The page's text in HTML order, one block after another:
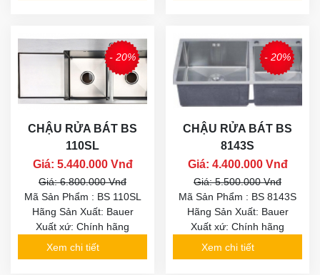
- 20%
CHẬU RỬA BÁT BS
110SL
Giá: 5.440.000 Vnđ
Giá: 6.800.000 Vnđ
Mã Sản Phẩm : BS 110SL
Hãng Sản Xuất: Bauer
Xuất xứ: Chính hãng
Xem chi tiết
- 20%
CHẬU RỬA BÁT BS
8143S
Giá: 4.400.000 Vnđ
Giá: 5.500.000 Vnđ
Mã Sản Phẩm : BS 8143S
Hãng Sản Xuất: Bauer
Xuất xứ: Chính hãng
Xem chi tiết